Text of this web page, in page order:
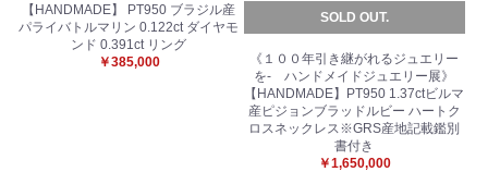
【HANDMADE】 PT950 ブラジル産
パライバトルマリン 0.122ct ダイヤモ
ンド 0.391ct リング
￥385,000
SOLD OUT.
《１００年引き継がれるジュエリー
を- ハンドメイドジュエリー展》
【HANDMADE】PT950 1.37ctビルマ
産ピジョンブラッドルビー ハートク
ロスネックレス※GRS産地記載鑑別
書付き
￥1,650,000